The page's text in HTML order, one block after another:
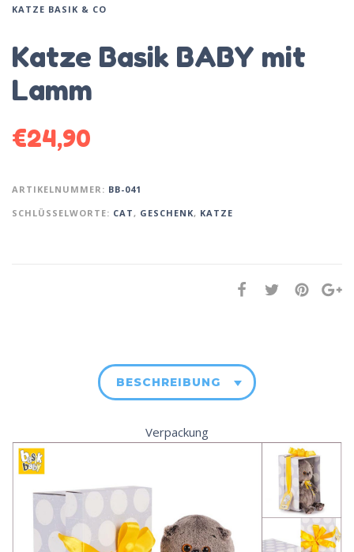
KATZE BASIK & CO
Katze Basik BABY mit
Lamm
€24,90
ARTIKELNUMMER: BB-041
SCHLÜSSELWORTE: CAT, GESCHENK, KATZE
BESCHREIBUNG
Verpackung